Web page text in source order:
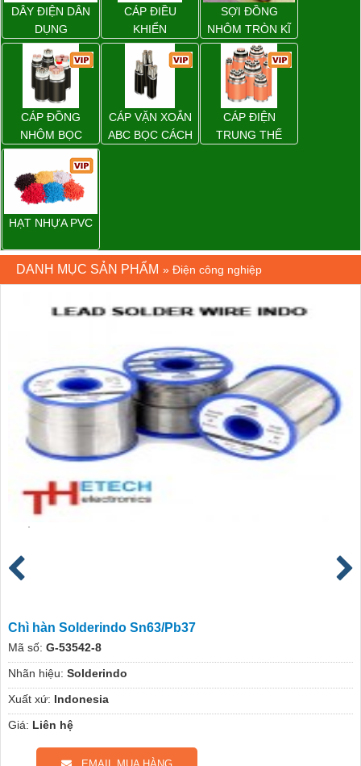
DÂY ĐIỆN DÂN
DỤNG
CÁP ĐIỀU
KHIỂN
SỢI ĐỒNG
NHÔM TRÒN KĨ
THUẬT ĐIỆN
CÁP ĐỒNG
NHÔM BỌC
CÁP VẶN XOẮN
ABC BỌC CÁCH
CÁP ĐIỆN
TRUNG THẾ
HẠT NHỰA PVC
DANH MỤC SẢN PHẨM » Điện công nghiệp
Chì hàn Solderindo Sn63/Pb37
Mã số: G-53542-8
Nhãn hiệu: Solderindo
Xuất xứ: Indonesia
Giá: Liên hệ